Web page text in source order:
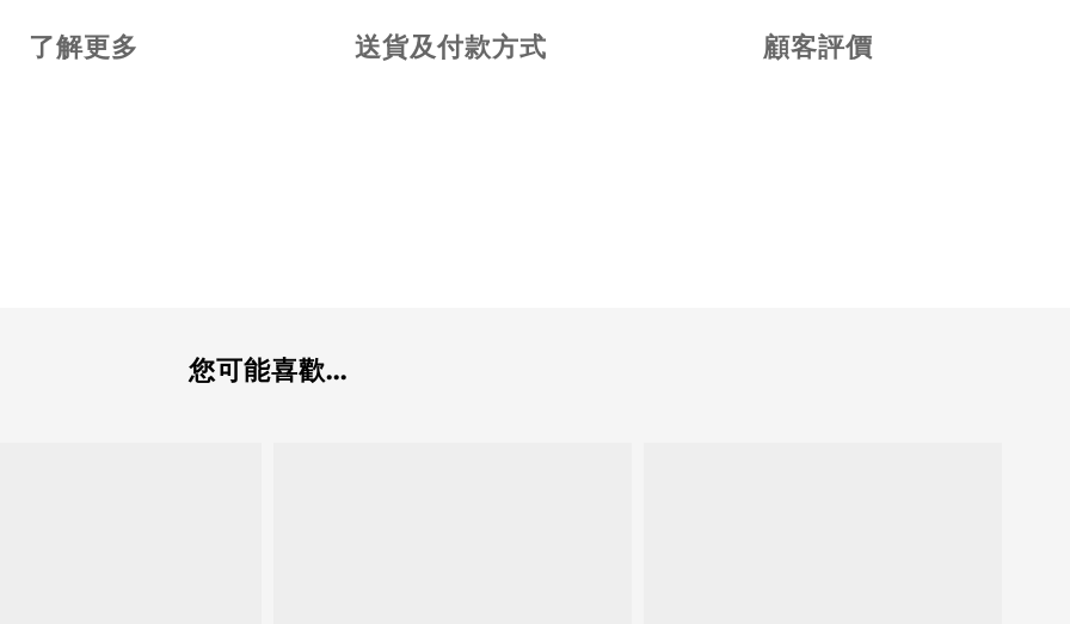
了解更多 送貨及付款方式 顧客評價
您可能喜歡...